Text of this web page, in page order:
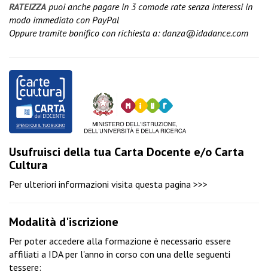
RATEIZZA puoi anche pagare in 3 comode rate senza interessi in
modo immediato con PayPal
Oppure tramite bonifico con richiesta a:danza@idadance.com
Usufruisci della tua Carta Docente e/o Carta
Cultura
Per ulteriori informazioni visita questa pagina >>>
Modalità d'iscrizione
Per poter accedere alla formazione è necessario essere
affiliati a IDA per l'anno in corso con una delle seguenti
tessere: